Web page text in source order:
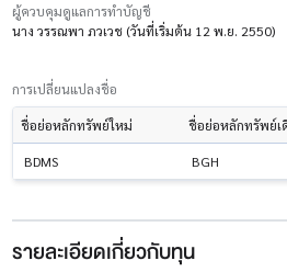
ผู้ควบคุมดูแลการทำบัญชี
นาง วรรณพา ภวเวช (วันที่เริ่มต้น 12 พ.ย. 2550)
การเปลี่ยนแปลงชื่อ
ชื่อย่อหลักทรัพย์ใหม่ ชื่อย่อหลักทรัพย์เ
BDMS BGH
รายละเอียดเกี่ยวกับทุน